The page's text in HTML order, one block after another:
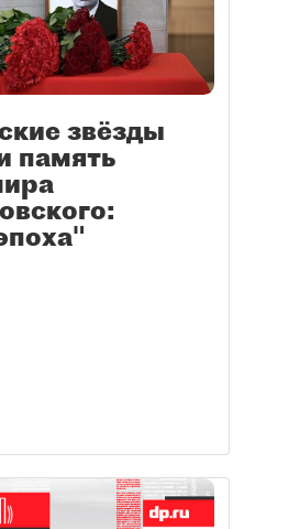
звёзды
память